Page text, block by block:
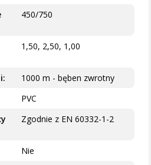
450/750
1,50, 2,50, 1,00
1000 m - bęben zwrotny
PVC
Zgodnie z EN 60332-1-2
Nie